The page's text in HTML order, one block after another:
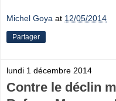
Michel Goya at 12/05/2014
Partager
lundi 1 décembre 2014
Contre le déclin